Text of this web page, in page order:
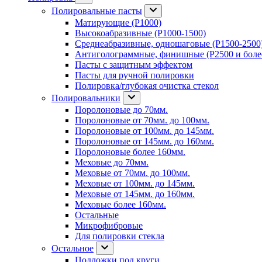
Полировальные пасты
Матирующие (P1000)
Высокоабразивные (P1000-1500)
Среднеабразивные, одношаговые (P1500-
Антиголограммные, финишные (P2500 и
Пасты с защитным эффектом
Пасты для ручной полировки
Полировка/глубокая очистка стекол
Полировальники
Поролоновые до 70мм.
Поролоновые от 70мм. до 100мм.
Поролоновые от 100мм. до 145мм.
Поролоновые от 145мм. до 160мм.
Поролоновые более 160мм.
Меховые до 70мм.
Меховые от 70мм. до 100мм.
Меховые от 100мм. до 145мм.
Меховые от 145мм. до 160мм.
Меховые более 160мм.
Остальные
Микрофибровые
Для полировки стекла
Остальное